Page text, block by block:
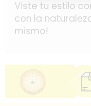
Viste tu estilo
con la
mismo!